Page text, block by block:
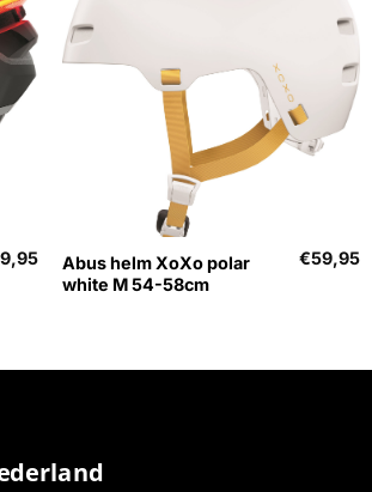
Abus helm XoXo polar
white M 54-58cm
€59,95